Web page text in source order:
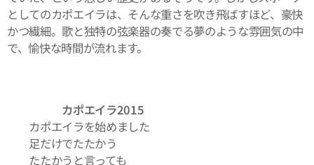
としてのカポエイラは、そんな重さを吹き飛ばすほど、豪快
かつ繊細。歌と独特の弦楽器の奏でる夢のような雰囲気の中
で、愉快な時間が流れます。
カポエイラ2015
カポエイラを始めました
足だけでたたかう
たたかうと言っても